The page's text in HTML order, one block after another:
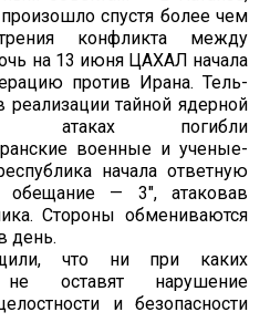
спустя более чем
конфликта между
на 13 июня ЦАХАЛ начала
против Ирана. Тель-
тайной ядерной
атаках погибли
военные и ученые-
начала ответную
обещание — 3", атаковав
Стороны обмениваются
день.
что ни при каких
не оставят нарушение
и безопасности